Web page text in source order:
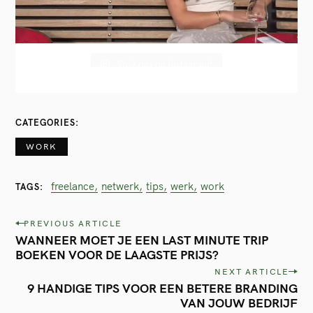
CATEGORIES
WORK
TAGS freelance netwerk tips werk work
P
o
PREVIOUS ARTICLE
WANNEER MOET JE EEN LAST MINUTE TRIP
BOEKEN VOOR DE LAAGSTE PRIJS?
NEXT ARTICLE
9 HANDIGE TIPS VOOR EEN BETERE BRANDING
VAN JOUW BEDRIJF